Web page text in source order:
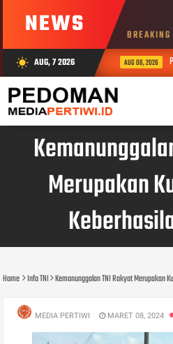
NEWS BREAKING
wb_sunny AUG, 7 2026 AUG 06, 2026
Merupakan
Home Info TNI Kemanunggalan TNI Rakyat Merupakan
MEDIA PERTIWI MARET 08, 2024